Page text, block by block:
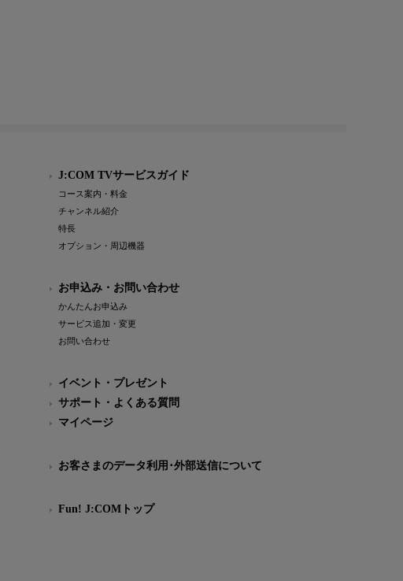
J:COM TVサービスガイド
コース案内・料金
チャンネル紹介
特長
オプション・周辺機器
お申込み・お問い合わせ
かんたんお申込み
サービス追加・変更
お問い合わせ
イベント・プレゼント
サポート・よくある質問
マイページ
お客さまのデータ利用･外部送信について
Fun! J:COMトップ